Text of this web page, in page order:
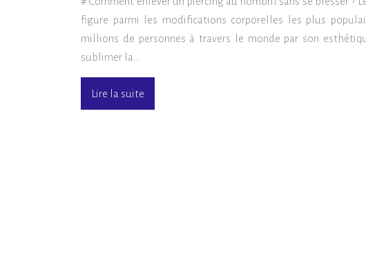
figure parmi les modifications corporelles les plus
millions de personnes à travers le monde par son
sublimer la…
Lire la suite